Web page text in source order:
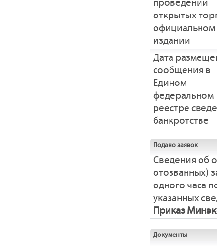
открытых
официальном
издании
Дата
сообщения в
Едином
федеральном
реестре
банкротстве
Подано заявок
Сведения об
отозванных)
одного часа
указанных
Приказ
Документы